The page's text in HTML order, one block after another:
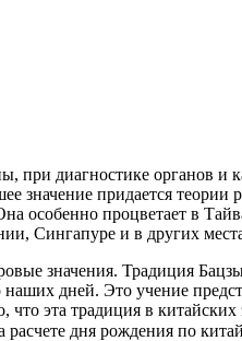
при диагностике органов и
значение придается теории
особенно процветает в
Сингапуре и в других
значения. Традиция
дней. Это учение
эта традиция в
дня рождения по